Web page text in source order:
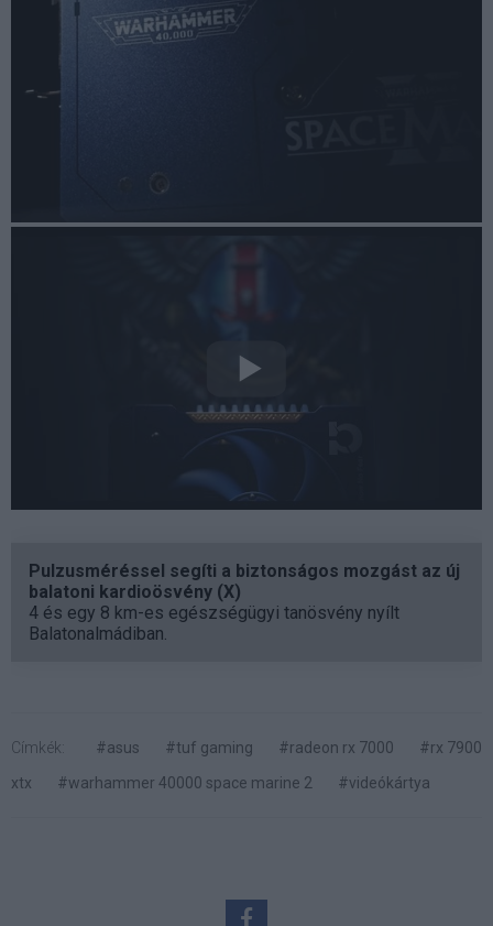
Pulzusméréssel segíti a biztonságos mozgást az új
balatoni kardioösvény (X)
4 és egy 8 km-es egészségügyi tanösvény nyílt
Balatonalmádiban.
Címkék: #asus #tuf gaming #radeon rx 7000
#rx 7900
xtx
#warhammer 40000 space marine 2 #videókártya